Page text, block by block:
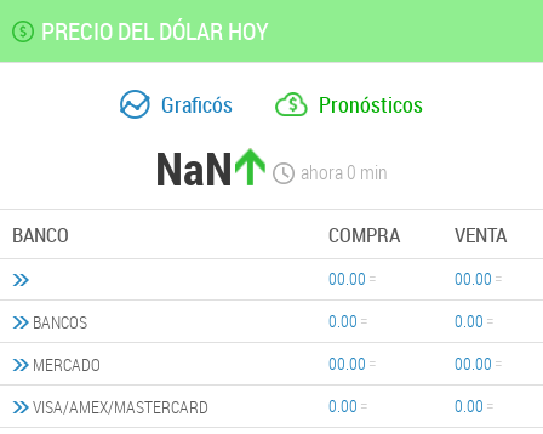
PRECIO DEL DÓLAR HOY
Graficós Pronósticos
NaN ahora0 min
BANCO COMPRA VENTA
00.00
00.00
BANCOS
0.00
0.00
MERCADO
00.00
00.00
VISA/AMEX/MASTERCARD
0.00 0.00